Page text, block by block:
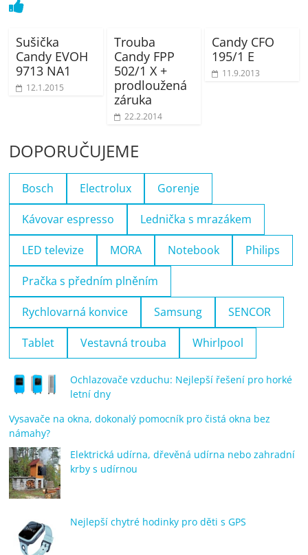
Sušička
Candy EVOH
9713 NA1
12.1.2015
Trouba
Candy FPP
502/1 X +
prodloužená
záruka
22.2.2014
Candy CFO
195/1 E
11.9.2013
DOPORUČUJEME
Bosch Electrolux Gorenje
Kávovar espresso Lednička s mrazákem
LED televize MORA Notebook Philips
Pračka s předním plněním
Rychlovarná konvice Samsung SENCOR
Tablet Vestavná trouba Whirlpool
Ochlazovače vzduchu: Nejlepší řešení pro horké
letní dny
Vysavače na okna, dokonalý pomocník pro čistá okna bez
námahy?
Elektrická udírna, dřevěná udírna nebo zahradní
krby s udírnou
Nejlepší chytré hodinky pro děti s GPS